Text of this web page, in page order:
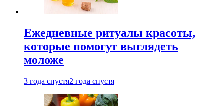
Ежедневные ритуалы красоты,
которые помогут выглядеть
моложе
3 года спустя2 года спустя